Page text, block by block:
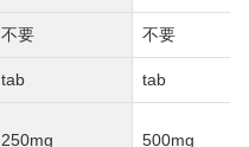
不要 不要
tab tab
250mg 500mg